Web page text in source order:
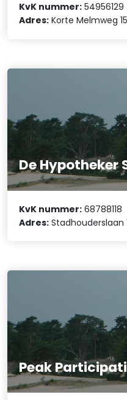
KvK nummer: 54956129
Adres: Korte Melmweg 15
De Hypotheker
KvK nummer: 68788118
Adres: Stadhouderslaan
Peak